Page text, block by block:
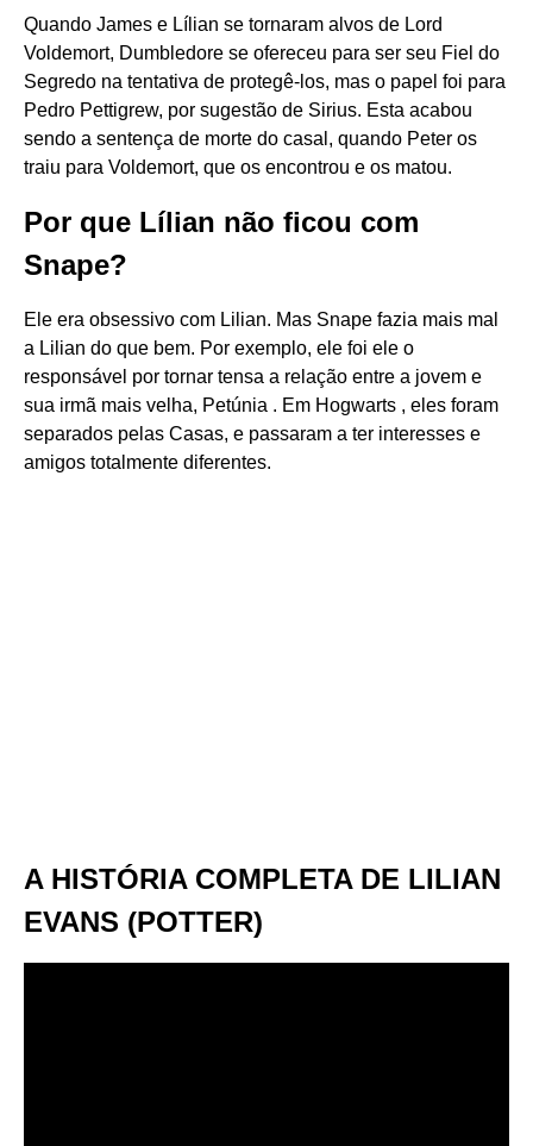
Quando James e Lílian se tornaram alvos de Lord
Voldemort, Dumbledore se ofereceu para ser seu Fiel do
Segredo na tentativa de protegê-los, mas o papel foi para
Pedro Pettigrew, por sugestão de Sirius. Esta acabou
sendo a sentença de morte do casal, quando Peter os
traiu para Voldemort, que os encontrou e os matou.
Por que Lílian não ficou com
Snape?
Ele era obsessivo com Lilian. Mas Snape fazia mais mal
a Lilian do que bem. Por exemplo, ele foi ele o
responsável por tornar tensa a relação entre a jovem e
sua irmã mais velha, Petúnia . Em Hogwarts , eles foram
separados pelas Casas, e passaram a ter interesses e
amigos totalmente diferentes.
A HISTÓRIA COMPLETA DE LILIAN
EVANS (POTTER)